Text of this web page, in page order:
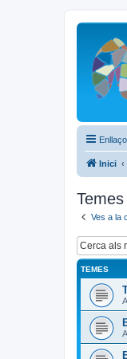
Inici
Ves a la
TEMES